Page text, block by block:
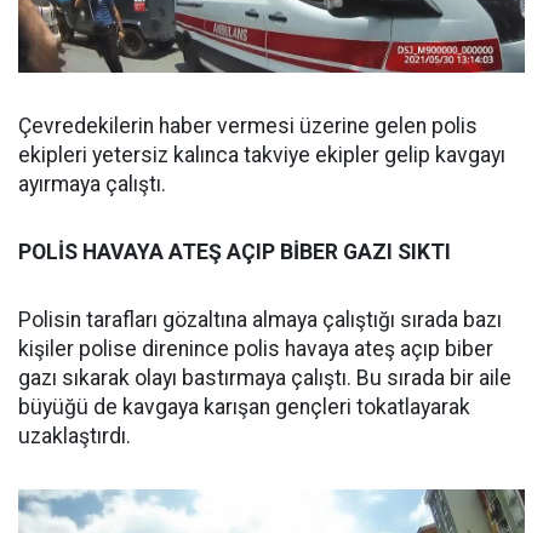
Çevredekilerin haber vermesi üzerine gelen polis
ekipleri yetersiz kalınca takviye ekipler gelip kavgayı
ayırmaya çalıştı.
POLİS HAVAYA ATEŞ AÇIP BİBER GAZI SIKTI
Polisin tarafları gözaltına almaya çalıştığı sırada bazı
kişiler polise direnince polis havaya ateş açıp biber
gazı sıkarak olayı bastırmaya çalıştı. Bu sırada bir aile
büyüğü de kavgaya karışan gençleri tokatlayarak
uzaklaştırdı.